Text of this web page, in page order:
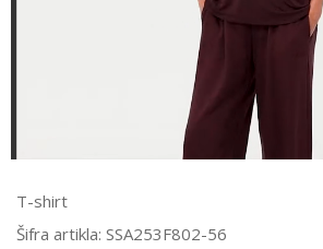
T-shirt
Šifra artikla: SSA253F802-56